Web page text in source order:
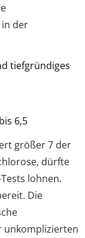
in der
tiefgründiges
6,5
größer 7 der
dürfte
lohnen.
Die
unkomplizierten